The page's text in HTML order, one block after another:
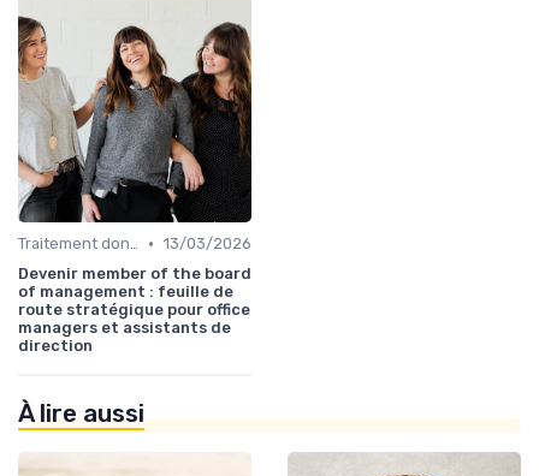
Traitement données • 13/03/2026
Devenir member of the board
of management : feuille de
route stratégique pour office
managers et assistants de
direction
À lire aussi